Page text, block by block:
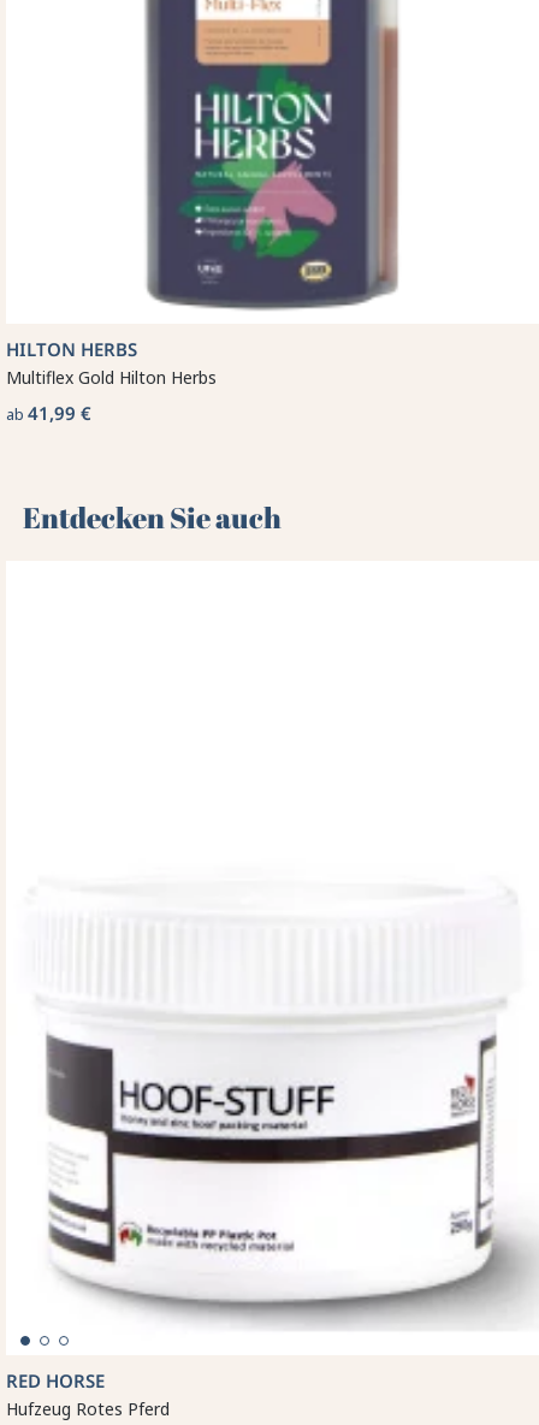
HILTON HERBS
Multiflex Gold Hilton Herbs
ab 41,99 €
Entdecken Sie auch 🌻
RED HORSE
Hufzeug Rotes Pferd